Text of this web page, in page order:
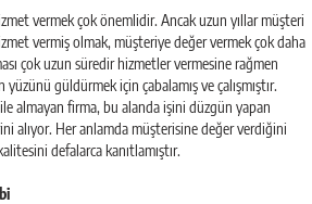
vermek çok önemlidir. Ancak uzun yıllar müşteri
vermiş olmak, müşteriye değer vermek çok daha
çok uzun süredir hizmetler vermesine rağmen
yüzünü güldürmek için çabalamış ve çalışmıştır.
almayan firma, bu alanda işini düzgün yapan
alıyor. Her anlamda müşterisine değer verdiğini
defalarca kanıtlamıştır.